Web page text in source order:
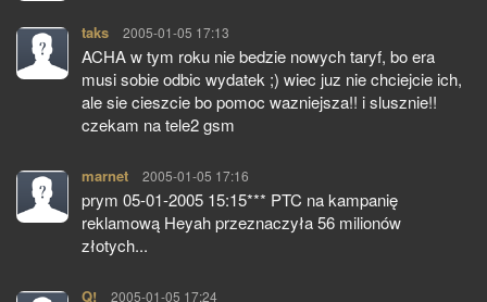
taks pisze:
2005-01-05 17:13
ACHA w tym roku nie bedzie nowych taryf, bo era
musi sobie odbic wydatek ;) wiec juz nie chciejcie ich,
ale sie cieszcie bo pomoc wazniejsza!! i slusznie!!
czekam na tele2 gsm
marnet pisze:
2005-01-05 17:16
prym 05-01-2005 15:15*** PTC na kampanię
reklamową Heyah przeznaczyła 56 milionów
złotych...
Q! pisze:
2005-01-05 17:24